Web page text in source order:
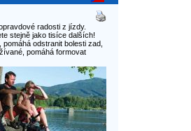
radosti z jízdy.
stejně jako tisíce dalších!
odstranit bolesti zad,
pomáhá formovat